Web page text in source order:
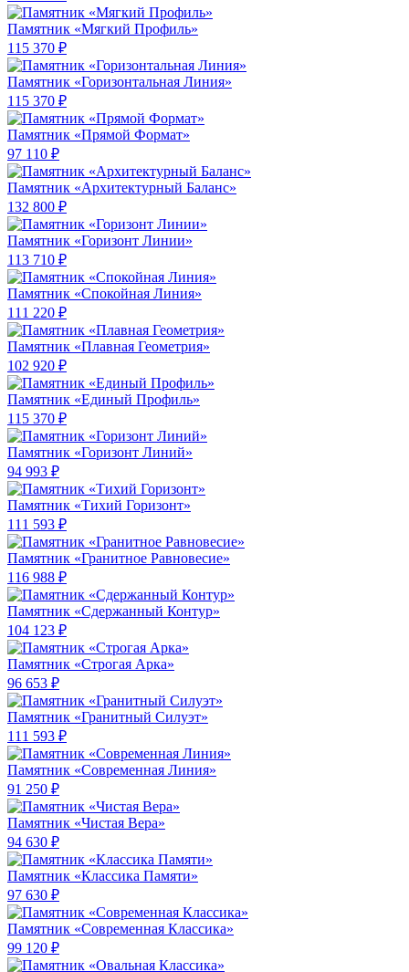
Памятник «Мягкий Профиль»
115 370 ₽
Памятник «Горизонтальная Линия»
115 370 ₽
Памятник «Прямой Формат»
97 110 ₽
Памятник «Архитектурный Баланс»
132 800 ₽
Памятник «Горизонт Линии»
113 710 ₽
Памятник «Спокойная Линия»
111 220 ₽
Памятник «Плавная Геометрия»
102 920 ₽
Памятник «Единый Профиль»
115 370 ₽
Памятник «Горизонт Линий»
94 993 ₽
Памятник «Тихий Горизонт»
111 593 ₽
Памятник «Гранитное Равновесие»
116 988 ₽
Памятник «Сдержанный Контур»
104 123 ₽
Памятник «Строгая Арка»
96 653 ₽
Памятник «Гранитный Силуэт»
111 593 ₽
Памятник «Современная Линия»
91 250 ₽
Памятник «Чистая Вера»
94 630 ₽
Памятник «Классика Памяти»
97 630 ₽
Памятник «Современная Классика»
99 120 ₽